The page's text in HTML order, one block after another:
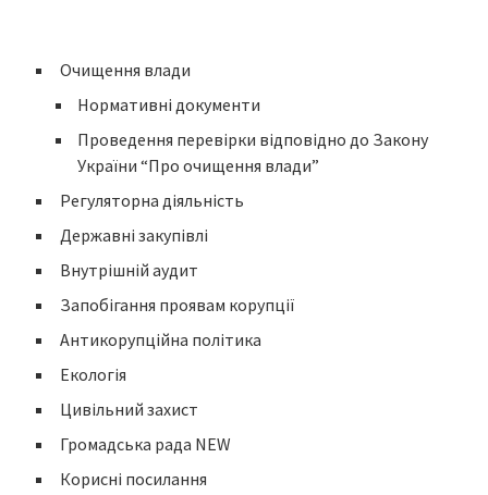
Очищення влади
Нормативні документи
Проведення перевірки відповідно до Закону
України “Про очищення влади”
Регуляторна діяльність
Державні закупівлі
Внутрішній аудит
Запобігання проявам корупції
Антикорупційна політика
Екологія
Цивільний захист
Громадська рада NEW
Корисні посилання